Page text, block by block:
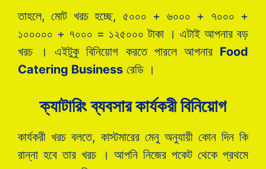
তাহলে, মোট খরচ হচ্ছে, ৫০০০ + ৬০০০ + ৭০০০ +
১০০০০০ + ৭০০০ = ১২৫০০০ টাকা । এটাই আপনার বড়
খরচ । এইটুকু বিনিয়োগ করতে পারলে আপনার Food
Catering Business রেডি ।
ক্যাটারিং ব্যবসার কার্যকরী বিনিয়োগ
কার্যকরী খরচ বলতে, কাস্টমারের মেনু অনুযায়ী কোন দিন কি
রান্না হবে তার খরচ । আপনি নিজের পকেট থেকে প্রথমে